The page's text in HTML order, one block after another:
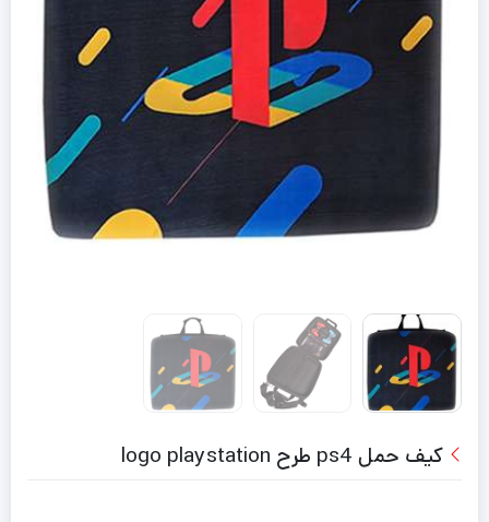
کیف حمل ps4 طرح logo playstation